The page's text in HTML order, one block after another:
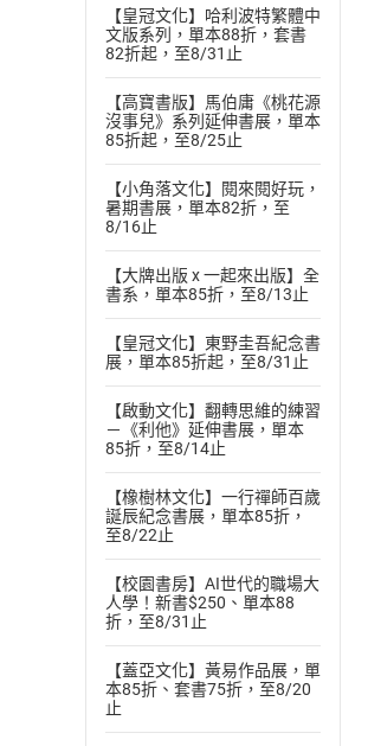
【皇冠文化】哈利波特繁體中
文版系列，單本88折，套書
82折起，至8/31止
【高寶書版】馬伯庸《桃花源
沒事兒》系列延伸書展，單本
85折起，至8/25止
【小角落文化】閱來閱好玩，
暑期書展，單本82折，至
8/16止
【大牌出版 x 一起來出版】全
書系，單本85折，至8/13止
【皇冠文化】東野圭吾紀念書
展，單本85折起，至8/31止
【啟動文化】翻轉思維的練習
－《利他》延伸書展，單本
85折，至8/14止
【橡樹林文化】一行禪師百歲
誕辰紀念書展，單本85折，
至8/22止
【校園書房】AI世代的職場大
人學！新書$250、單本88
折，至8/31止
【蓋亞文化】黃易作品展，單
本85折、套書75折，至8/20
止